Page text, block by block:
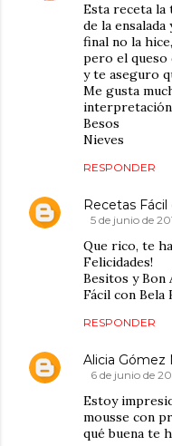
Esta receta la
de la
final no la
pero el queso
y te aseguro
Me gusta
interpretación
Besos
Nieves
RESPONDER
Recetas Fácil
5 de junio de
Que rico, te
Felicidades!
Besitos y
Fácil con Bela
RESPONDER
Alicia Gómez
6 de junio de
Estoy
mousse con
qué buena te